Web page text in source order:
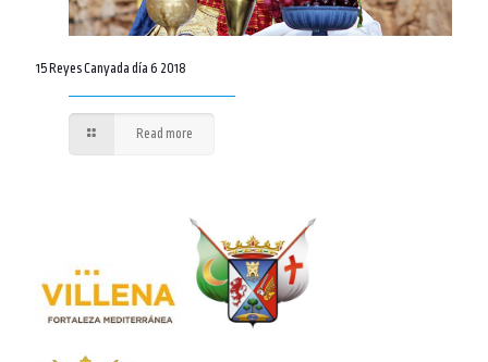
15 Reyes Canyada día 6 2018
Read more